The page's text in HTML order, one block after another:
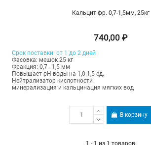
Кальцит фр. 0,7-1,5мм, 25кг
740,00 ₽
Срок поставки: от 1 до 2 дней
Фасовка: мешок 25 кг
Фракция: 0,7 - 1,5 мм
Повышает рН воды на 1,0-1,5 ед.
Нейтрализатор кислотности
минерализация и кальцинация мягких вод
В корзину